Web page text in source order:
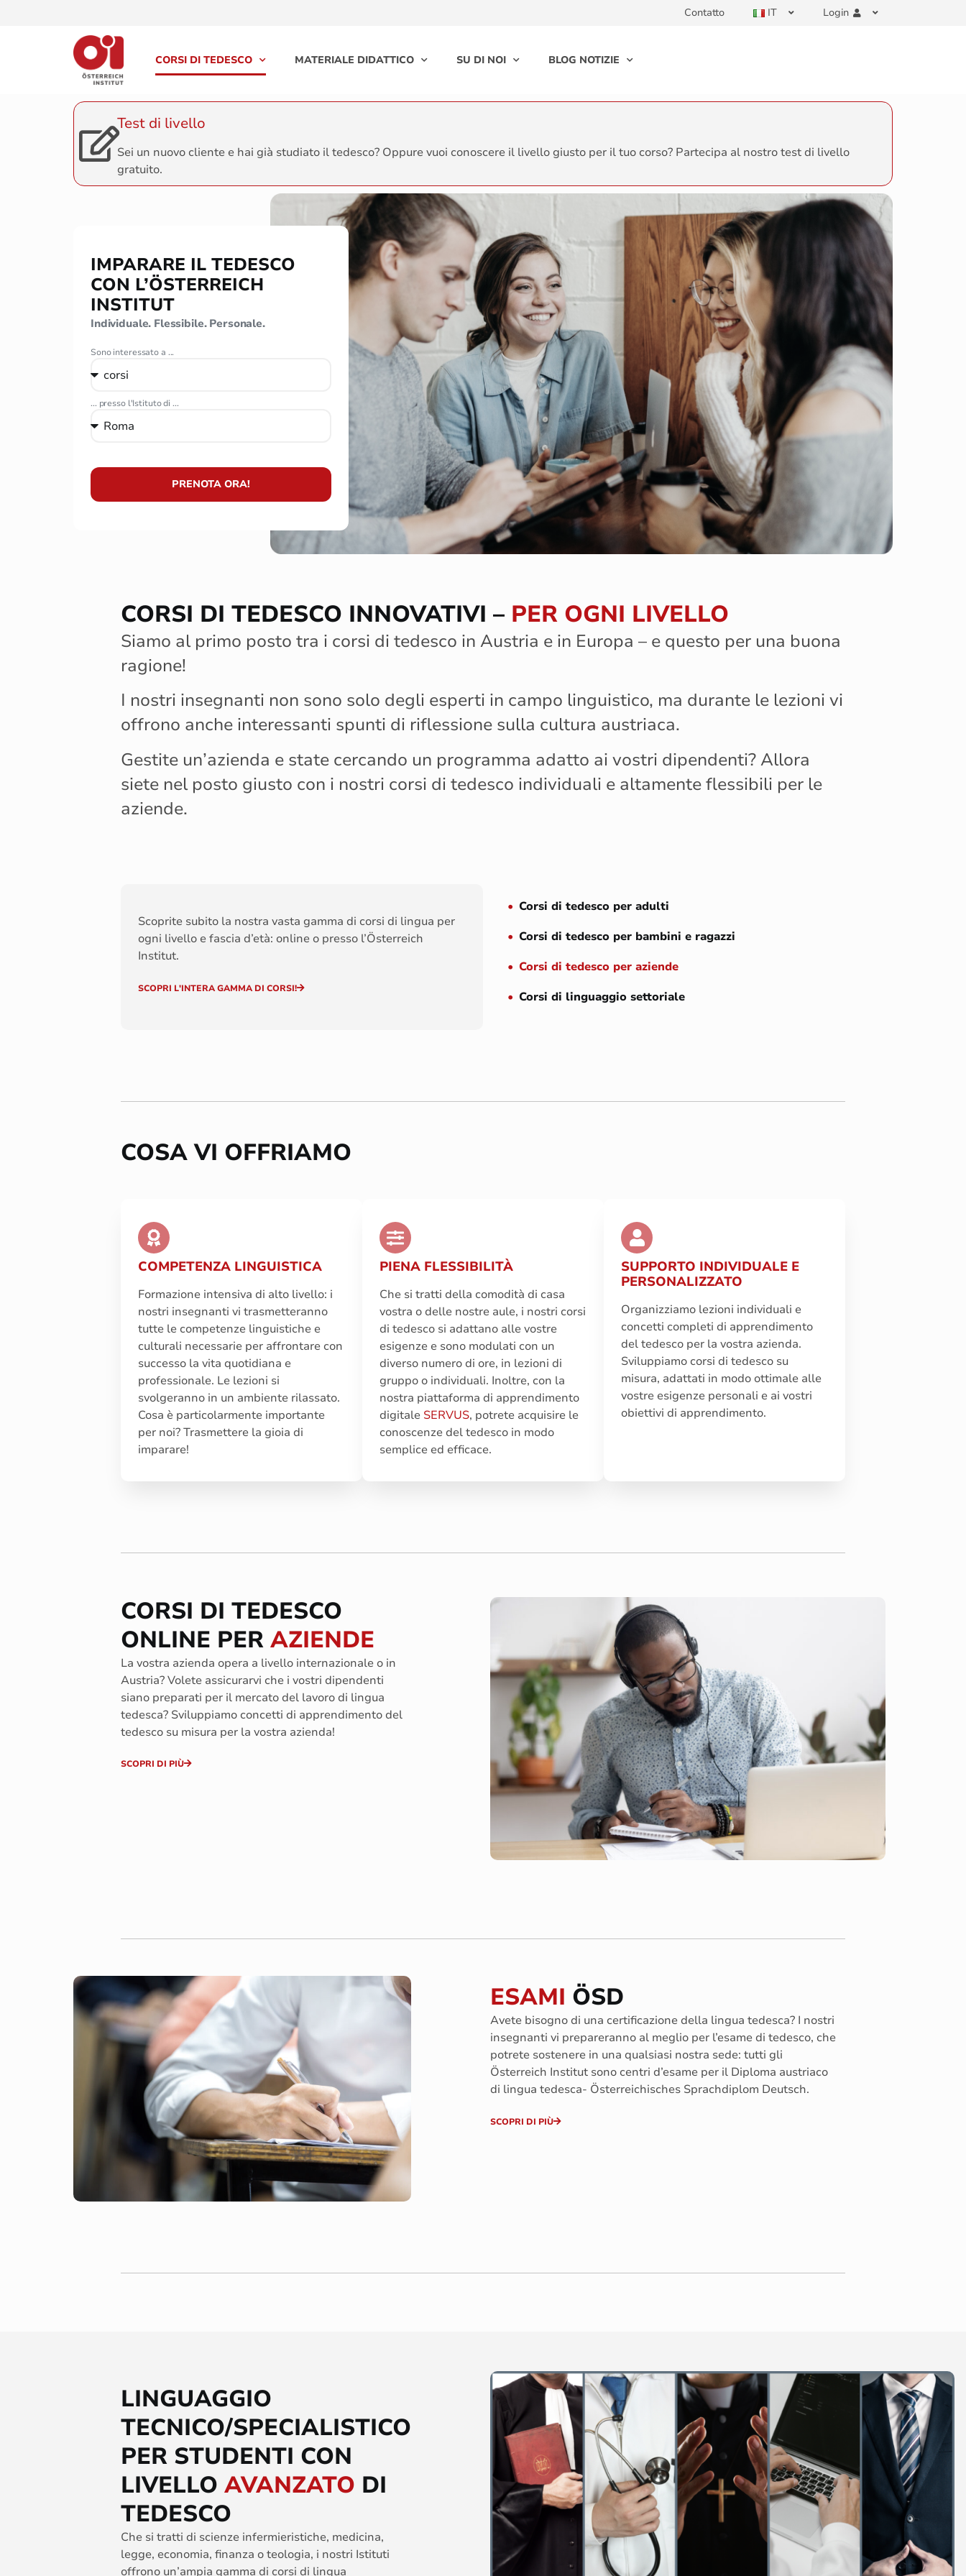
Contatto IT Login
CORSI DI TEDESCO MATERIALE DIDATTICO SU DI NOI BLOG NOTIZIE
Test di livello
Sei un nuovo cliente e hai già studiato il tedesco? Oppure vuoi conoscere il livello giusto per il tuo corso? Partecipa al nostro test di livello
gratuito.
IMPARARE IL TEDESCO
CON L’ÖSTERREICH
INSTITUT
Individuale. Flessibile. Personale.
Sono interessato a ...
... presso l'Istituto di ...
PRENOTA ORA!
CORSI DI TEDESCO INNOVATIVI – PER OGNI LIVELLO
Siamo al primo posto tra i corsi di tedesco in Austria e in Europa – e questo per una buona
ragione!
I nostri insegnanti non sono solo degli esperti in campo linguistico, ma durante le lezioni vi
offrono anche interessanti spunti di riflessione sulla cultura austriaca.
Gestite un’azienda e state cercando un programma adatto ai vostri dipendenti? Allora
siete nel posto giusto con i nostri corsi di tedesco individuali e altamente flessibili per le
aziende.
Scoprite subito la nostra vasta gamma di corsi di lingua per
ogni livello e fascia d’età: online o presso l’Österreich
Institut.
SCOPRI L'INTERA GAMMA DI CORSI!
Corsi di tedesco per adulti
Corsi di tedesco per bambini e ragazzi
Corsi di tedesco per aziende
Corsi di linguaggio settoriale
COSA VI OFFRIAMO
COMPETENZA LINGUISTICA
Formazione intensiva di alto livello: i
nostri insegnanti vi trasmetteranno
tutte le competenze linguistiche e
culturali necessarie per affrontare con
successo la vita quotidiana e
professionale. Le lezioni si
svolgeranno in un ambiente rilassato.
Cosa è particolarmente importante
per noi? Trasmettere la gioia di
imparare!
PIENA FLESSIBILITÀ
Che si tratti della comodità di casa
vostra o delle nostre aule, i nostri corsi
di tedesco si adattano alle vostre
esigenze e sono modulati con un
diverso numero di ore, in lezioni di
gruppo o individuali. Inoltre, con la
nostra piattaforma di apprendimento
digitale SERVUS, potrete acquisire le
conoscenze del tedesco in modo
semplice ed efficace.
SUPPORTO INDIVIDUALE E
PERSONALIZZATO
Organizziamo lezioni individuali e
concetti completi di apprendimento
del tedesco per la vostra azienda.
Sviluppiamo corsi di tedesco su
misura, adattati in modo ottimale alle
vostre esigenze personali e ai vostri
obiettivi di apprendimento.
CORSI DI TEDESCO
ONLINE PER AZIENDE
La vostra azienda opera a livello internazionale o in
Austria? Volete assicurarvi che i vostri dipendenti
siano preparati per il mercato del lavoro di lingua
tedesca? Sviluppiamo concetti di apprendimento del
tedesco su misura per la vostra azienda!
SCOPRI DI PIÙ
ESAMI ÖSD
Avete bisogno di una certificazione della lingua tedesca? I nostri
insegnanti vi prepareranno al meglio per l’esame di tedesco, che
potrete sostenere in una qualsiasi nostra sede: tutti gli
Österreich Institut sono centri d’esame per il Diploma austriaco
di lingua tedesca- Österreichisches Sprachdiplom Deutsch.
SCOPRI DI PIÙ
LINGUAGGIO
TECNICO/SPECIALISTICO
PER STUDENTI CON
LIVELLO AVANZATO DI
TEDESCO
Che si tratti di scienze infermieristiche, medicina,
legge, economia, finanza o teologia, i nostri Istituti
offrono un’ampia gamma di corsi di lingua